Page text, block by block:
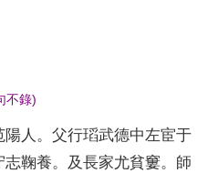
不錄)
陽人 。 父行瑫武德中左宦于
志鞠養。 及長家尤貧窶。 師